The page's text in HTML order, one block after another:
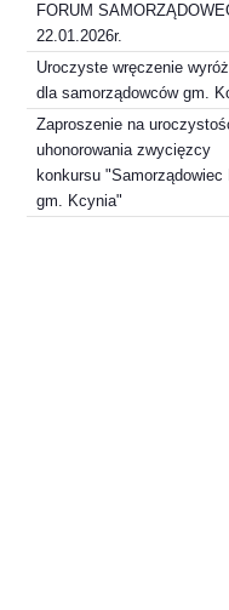
FORUM
22.01.2026r.
Uroczyste wręczenie
dla samorządowców gm.
Zaproszenie na
uhonorowania zwycięzcy
konkursu "Samorządowiec
gm. Kcynia"